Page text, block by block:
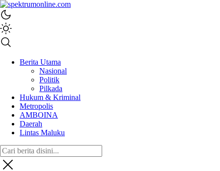
spektrumonline.com
Berita Utama
Nasional
Politik
Pilkada
Hukum & Kriminal
Metropolis
AMBOINA
Daerah
Lintas Maluku